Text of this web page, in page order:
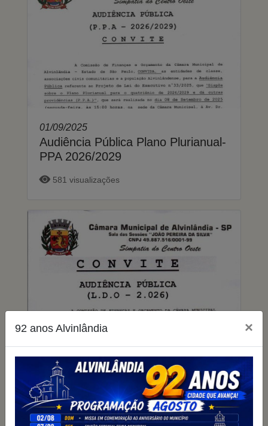
92 anos Alvinlândia ×
01/09/2025
Audiência Pública Plano Plurianual-
PPA 2026/2029
581 visualizações
06/05/2025
Convite Audiência Pública - LDO
Lei de Diretrizes Orçamentárias
2026